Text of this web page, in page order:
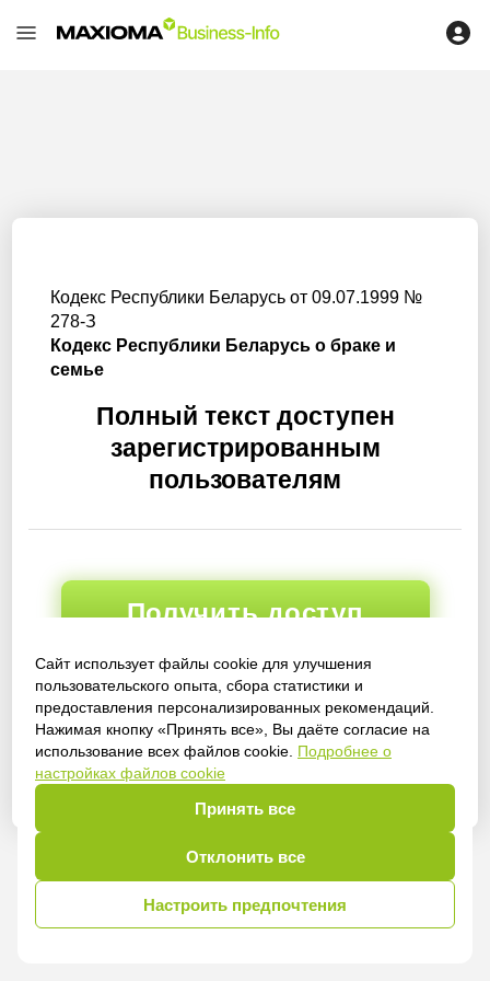
Сайт использует файлы cookie для улучшения
пользовательского опыта, сбора статистики и
предоставления персонализированных рекомендаций.
Нажимая кнопку «Принять все», Вы даёте согласие на
использование всех файлов cookie. Подробнее о
настройках файлов cookie
Принять все
Отклонить все
Настроить предпочтения
Кодекс Республики Беларусь от 09.07.1999 №
278-З
Кодекс Республики Беларусь о браке и
семье
Полный текст доступен
зарегистрированным
пользователям
Получить доступ
Войти